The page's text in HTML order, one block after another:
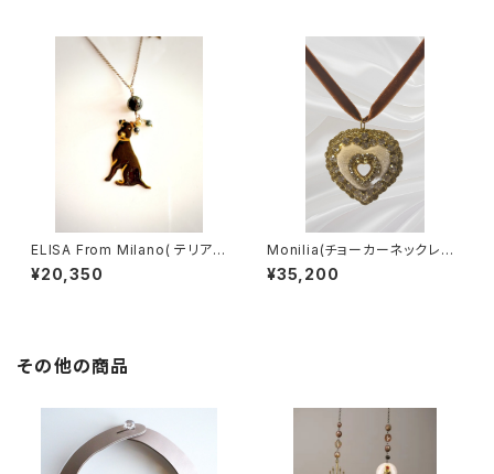
ELISA From Milano( テリア/
Black)
¥20,350
Monilia(チョーカーネックレス/
Cuore Bianco)
¥35,200
その他の商品